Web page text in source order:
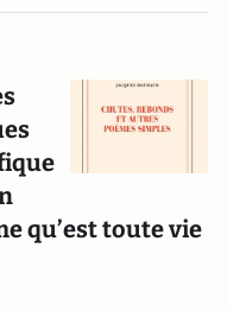
qu’est toute vie